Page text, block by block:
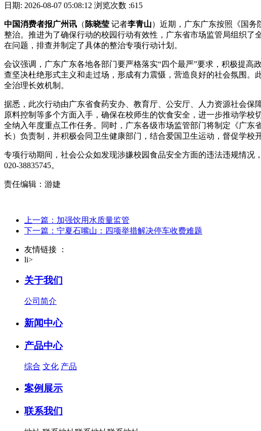
日期: 2026-08-07 05:08:12 浏览次数 :615
中国消费者报广州讯 （ 陈晓莹 记者李青山）近期，广东广东按照《国
整治。推进为了确保行动的校园行动有效性，广东省市场监管局组织
在问题，排查并制定了具体的整治专项行动计划。
会议强调，广东广东各地各部门要严格落实“四个最严”要求，积极提
查坚决杜绝形式主义和走过场，形成有力震慑，营造良好的社会氛围
全治理长效机制。
据悉，此次行动由广东省食药安办、教育厅、公安厅、人力资源社会保
原料控制等多个方面入手，确保在校师生的饮食安全，进一步推动学
全纳入年度重点工作任务。同时，广东各级市场监管部门将制定《广
长）负责制，并积极会同卫生健康部门，结合爱国卫生运动，督促学校
专项行动期间，社会公众如发现涉嫌校园食品安全方面的违法违规情况
020-38835745。
责任编辑：游婕
上一篇：加强饮用水质量监管
下一篇：宁夏石嘴山：四项举措解决停车收费难题
友情链接 ：
li>
关于我们
公司简介
新闻中心
产品中心
综合 文化 产品
案例展示
联系我们